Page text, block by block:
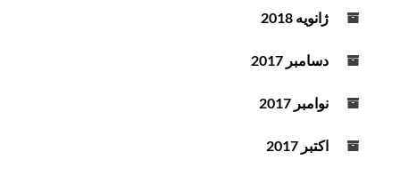
ژانویه 2018
دسامبر 2017
نوامبر 2017
اکتبر 2017